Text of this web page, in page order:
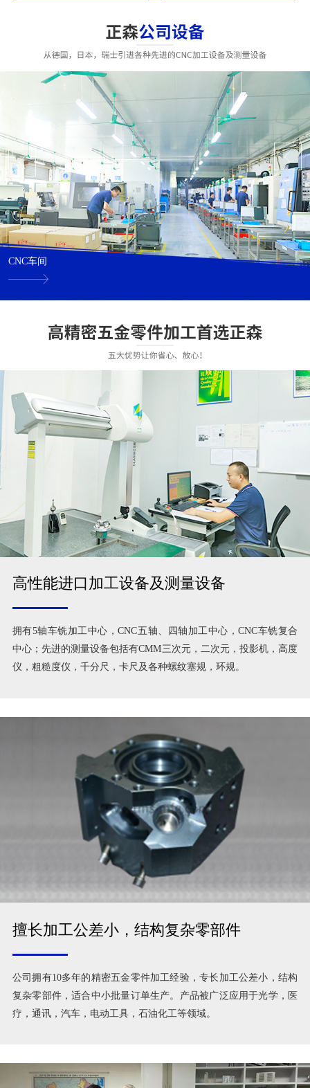
CNC车间
高性能进口加工设备及测量设备
拥有5轴车铣加工中心，CNC五轴、四轴加工中心，CNC车铣复合
中心；先进的测量设备包括有CMM三次元，二次元，投影机，高度
仪，粗糙度仪，千分尺，卡尺及各种螺纹塞规，环规。
擅长加工公差小，结构复杂零部件
公司拥有10多年的精密五金零件加工经验，专长加工公差小，结构
复杂零部件，适合中小批量订单生产。产品被广泛应用于光学，医
疗，通讯，汽车，电动工具，石油化工等领域。